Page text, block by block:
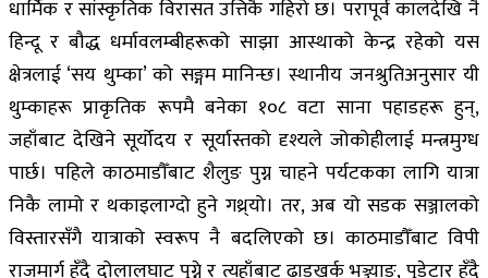
धार्मिक र सांस्कृतिक विरासत उत्तिकै गहिरो छ। परापूर्व कालदेखि नै
हिन्दू र बौद्ध धर्मावलम्बीहरूको साझा आस्थाको केन्द्र रहेको यस
क्षेत्रलाई ‘सय थुम्का’ को सङ्गम मानिन्छ। स्थानीय जनश्रुतिअनुसार यी
थुम्काहरू प्राकृतिक रूपमै बनेका १०८ वटा साना पहाडहरू हुन्,
जहाँबाट देखिने सूर्योदय र सूर्यास्तको दृश्यले जोकोहीलाई मन्त्रमुग्ध
पार्छ। पहिले काठमाडौँबाट शैलुङ पुग्न चाहने पर्यटकका लागि यात्रा
निकै लामो र थकाइलाग्दो हुने गथ्र्यो। तर, अब यो सडक सञ्जालको
विस्तारसँगै यात्राको स्वरूप नै बदलिएको छ। काठमाडौँबाट विपी
राजमार्ग हुँदै दोलालघाट पुग्ने र त्यहाँबाट ढाडखर्क भञ्ज्याङ, पुडेटार हुँदै